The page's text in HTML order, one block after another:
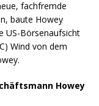
fachfremde
baute Howey
US-Börsenaufsicht
Wind von dem
Howey